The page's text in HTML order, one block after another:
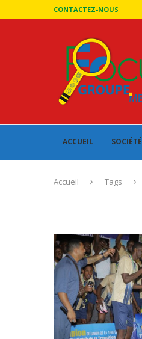
CONTACTEZ-NOUS
ACCUEIL SOCIÉTÉ
Accueil Tags